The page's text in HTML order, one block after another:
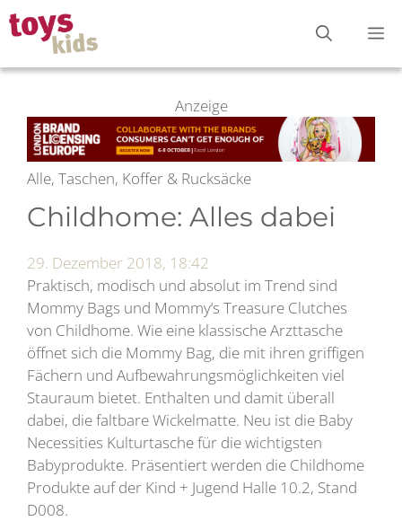
Zum
Inhalt
springen
Anzeige
Alle, Taschen, Koffer & Rucksäcke
Childhome: Alles dabei
29. Dezember 2018, 18:42
Praktisch, modisch und absolut im Trend sind
Mommy Bags und Mommy‘s Treasure Clutches
von Childhome. Wie eine klassische Arzttasche
öffnet sich die Mommy Bag, die mit ihren griffigen
Fächern und Aufbewahrungsmöglichkeiten viel
Stauraum bietet. Enthalten und damit überall
dabei, die faltbare Wickelmatte. Neu ist die Baby
Necessities Kulturtasche für die wichtigsten
Babyprodukte. Präsentiert werden die Childhome
Produkte auf der Kind + Jugend Halle 10.2, Stand
D008.